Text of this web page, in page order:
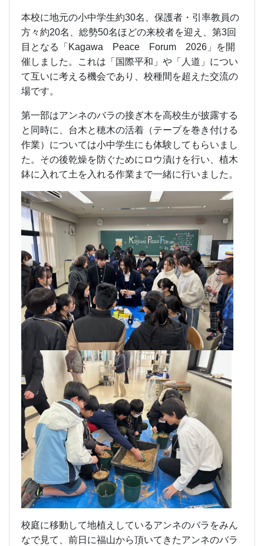
本校に地元の小中学生約30名、保護者・引率教員の
方々約20名、総勢50名ほどの来校者を迎え、第3回
目となる「Kagawa Peace Forum 2026」を開
催しました。これは「国際平和」や「人道」につい
て互いに考える機会であり、校種間を超えた交流の
場です。
第一部はアンネのバラの接ぎ木を高校生が披露する
と同時に、台木と穂木の活着（テープを巻き付ける
作業）については小中学生にも体験してもらいまし
た。その後乾燥を防ぐためにロウ漬けを行い、植木
鉢に入れて土を入れる作業まで一緒に行いました。
校庭に移動して地植えしているアンネのバラをみん
なで見て、前日に福山から頂いてきたアンネのバラ